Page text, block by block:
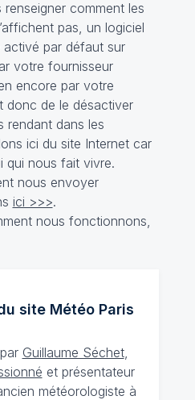
comment les
pas, un logiciel
par défaut sur
votre fournisseur
encore par votre
donc de le désactiver
rendant dans les
ici du site Internet car
qui nous fait vivre.
nous envoyer
ici >>>.
nous fonctionnons,
site MétéoParis
Guillaume Séchet,
et présentateur
météorologiste à